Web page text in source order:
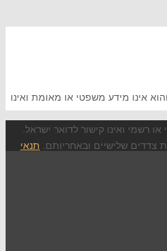
אינו מידע משפטי או מאומת ואינו
רשמי ואינו קישור לדואר ישראל.
שלישיים ובאחריותם. תנאי